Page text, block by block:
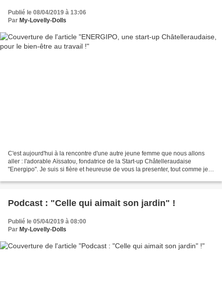
Publié le 08/04/2019 à 13:06
Par My-Lovelly-Dolls
C'est aujourd'hui à la rencontre d'une autre jeune femme que nous allons
aller : l'adorable Aïssatou, fondatrice de la Start-up Châtelleraudaise
"Energipo". Je suis si fière et heureuse de vous la presenter, tout comme je
Podcast : "Celle qui aimait son jardin" !
Publié le 05/04/2019 à 08:00
Par My-Lovelly-Dolls